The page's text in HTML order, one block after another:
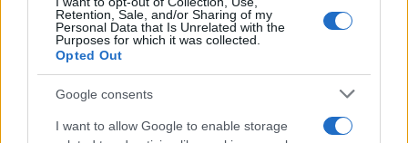
Retention, Sale, and/or Sharing of my
Personal Data that Is Unrelated with the
Purposes for which it was collected.
Opted Out
Google consents
I want to allow Google to enable storage